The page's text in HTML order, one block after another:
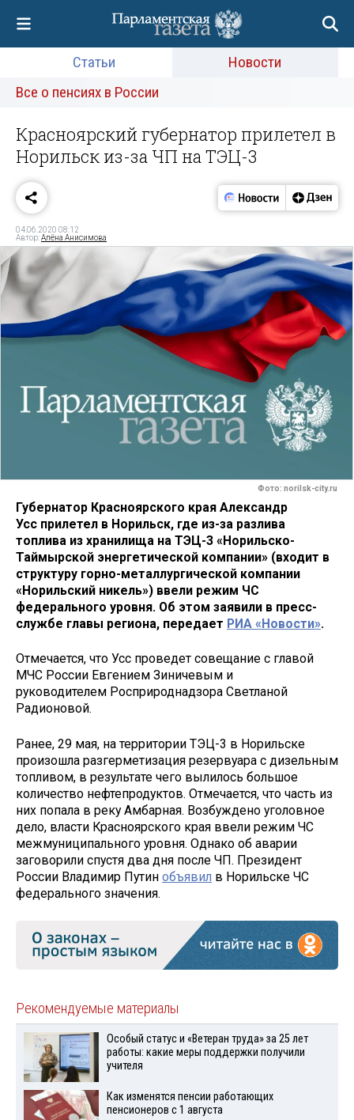
Статьи
Новости
Все о пенсиях в России
Красноярский губернатор прилетел в
Норильск из-за ЧП на ТЭЦ-3
04.06.2020 08:12
Автор:Алёна Анисимова
Фото: norilsk-city.ru
Губернатор Красноярского края Александр
Усс прилетел в Норильск, где из-за разлива
топлива из хранилища на ТЭЦ-3 «Норильско-
Таймырской энергетической компании» (входит в
структуру горно-металлургической компании
«Норильский никель») ввели режим ЧС
федерального уровня. Об этом заявили в пресс-
службе главы региона, передает РИА «Новости».
Отмечается, что Усс проведет совещание с главой
МЧС России Евгением Зиничевым и
руководителем Росприроднадзора Светланой
Радионовой.
Ранее, 29 мая, на территории ТЭЦ-3 в Норильске
произошла разгерметизация резервуара с дизельным
топливом, в результате чего вылилось большое
количество нефтепродуктов. Отмечается, что часть из
них попала в реку Амбарная. Возбуждено уголовное
дело, власти Красноярского края ввели режим ЧС
межмуниципального уровня. Однако об аварии
заговорили спустя два дня после ЧП. Президент
России Владимир Путин объявил в Норильске ЧС
федерального значения.
Рекомендуемые материалы
Особый статус и «Ветеран труда» за 25 лет
работы: какие меры поддержки получили
учителя
Как изменятся пенсии работающих
пенсионеров с 1 августа